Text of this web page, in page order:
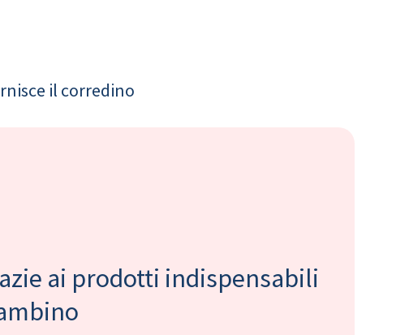
il corredino
ai prodotti indispensabili